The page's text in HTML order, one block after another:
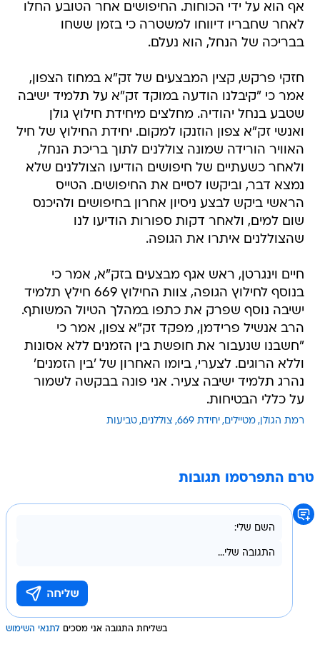
אף הוא על ידי הכוחות. החיפושים אחר הטובע החלו
לאחר שחבריו דיווחו למשטרה כי בזמן ששחו
בבריכה של הנחל, הוא נעלם.
חזקי פרקש, קצין המבצעים של זק"א במחוז הצפון,
אמר כי "קיבלנו הודעה במוקד זק"א על תלמיד ישיבה
שטבע בנחל יהודיה. מחלצים מיחידת חילוץ גולן
ואנשי זק"א צפון הוזנקו למקום. יחידת החילוץ של חיל
האוויר הורידה שמונה צוללנים לתוך בריכת הנחל,
ולאחר כשעתיים של חיפושים הודיעו הצוללנים שלא
נמצא דבר, וביקשו לסיים את החיפושים. הטייס
הראשי ביקש לבצע ניסיון אחרון בחיפושים ולהיכנס
שום למים, ולאחר דקות ספורות הודיעו לנו
שהצוללנים איתרו את הגופה.
חיים וינגרטן, ראש אגף מבצעים בזק"א, אמר כי
בנוסף לחילוץ הגופה, צוות החילוץ 669 חילץ תלמיד
ישיבה נוסף שפרק את כתפו במהלך הטיול המשותף.
הרב אנשיל פרידמן, מפקד זק"א צפון, אמר כי
"חשבנו שנעבור את חופשת בין הזמנים ללא אסונות
וללא הרוגים. לצערי, ביומו האחרון של 'בין הזמנים'
נהרג תלמיד ישיבה צעיר. אני פונה בבקשה לשמור
על כללי הבטיחות.
רמת הגולן מטיילים יחידת 669 צוללנים טביעות
טרם התפרסמו תגובות
בשליחת התגובה אני מסכים לתנאי השימוש